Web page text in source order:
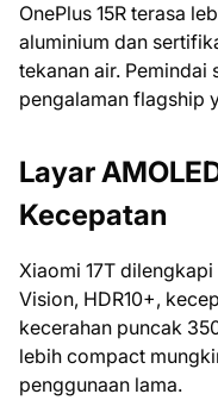
OnePlus 15R terasa
aluminium dan
tekanan air.
pengalaman flagship
Layar
Kecepatan
Xiaomi 17T
Vision, HDR10+,
kecerahan puncak
lebih compact
penggunaan lama.